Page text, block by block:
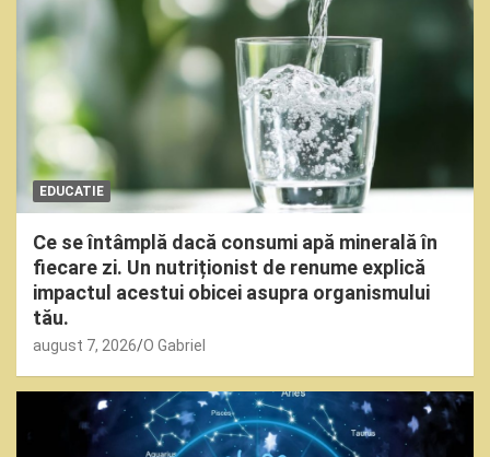
EDUCATIE
Ce se întâmplă dacă consumi apă minerală în
fiecare zi. Un nutriționist de renume explică
impactul acestui obicei asupra organismului
tău.
august 7, 2026 O Gabriel